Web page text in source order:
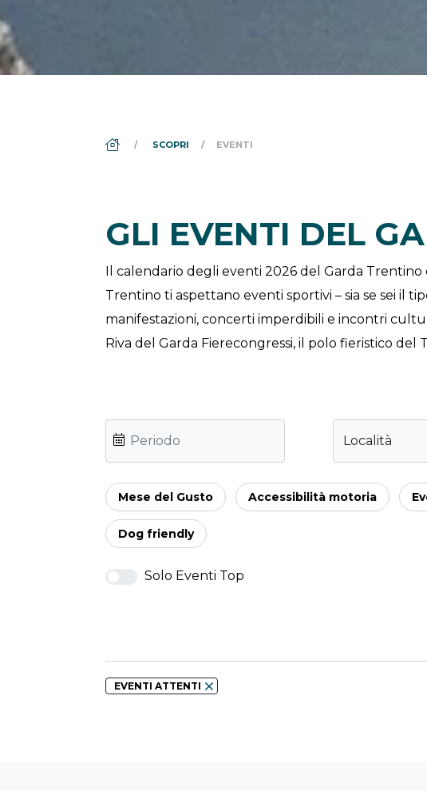
DS_BREADCRUMB.HOME
SCOPRI EVENTI
GLI EVENTI DEL
Il calendario degli eventi 2026 del Garda
Trentino ti aspettano eventi sportivi – sia se sei il
manifestazioni, concerti imperdibili e incontri
Riva del Garda Fierecongressi, il polo fieristico
Località
Mese del Gusto Accessibilità motoria
Dog friendly
Solo Eventi Top
EVENTI ATTENTI